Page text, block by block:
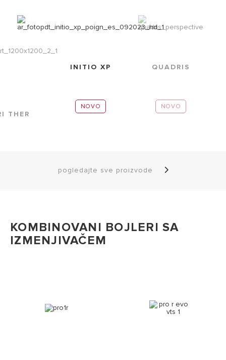
THER
INITIO XP
NOVO
QUADRIS
NOVO
pogledajte sve proizvode
KOMBINOVANI BOJLERI SA
IZMENJIVAČEM